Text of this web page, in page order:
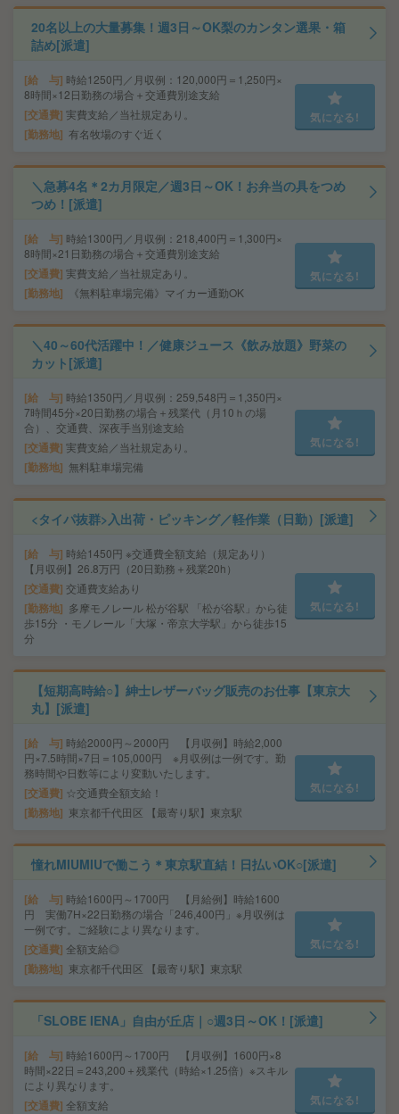
20名以上の大量募集！週3日～OK梨のカンタン選果・箱
詰め[派遣]
給 与 時給1250円／月収例：120,000円＝1,250円×
8時間×12日勤務の場合＋交通費別途支給
交通費 実費支給／当社規定あり。
勤務地 有名牧場のすぐ近く
気になる!
＼急募4名＊2カ月限定／週3日～OK！お弁当の具をつめ
つめ！[派遣]
給 与 時給1300円／月収例：218,400円＝1,300円×
8時間×21日勤務の場合＋交通費別途支給
交通費 実費支給／当社規定あり。
勤務地 《無料駐車場完備》マイカー通勤OK
気になる!
＼40～60代活躍中！／健康ジュース《飲み放題》野菜の
カット[派遣]
給 与 時給1350円／月収例：259,548円＝1,350円×
7時間45分×20日勤務の場合＋残業代（月10ｈの場
合）、交通費、深夜手当別途支給
交通費 実費支給／当社規定あり。
勤務地 無料駐車場完備
気になる!
<タイパ抜群>入出荷・ピッキング／軽作業（日勤）[派遣]
給 与 時給1450円 ※交通費全額支給（規定あり）
【月収例】26.8万円（20日勤務＋残業20h）
交通費 交通費支給あり
勤務地
多摩モノレール 松が谷駅 「松が谷駅」から徒
歩15分 ・モノレール「大塚・帝京大学駅」から徒歩15
分
気になる!
【短期高時給○】紳士レザーバッグ販売のお仕事【東京大
丸】[派遣]
給 与 時給2000円～2000円 【月収例】時給2,000
円×7.5時間×7日＝105,000円 ※月収例は一例です。勤
務時間や日数等により変動いたします。
交通費 ☆交通費全額支給！
勤務地 東京都千代田区 【最寄り駅】東京駅
気になる!
憧れMIUMIUで働こう＊東京駅直結！日払いOK○[派遣]
給 与 時給1600円～1700円 【月給例】時給1600
円 実働7H×22日勤務の場合「246,400円」※月収例は
一例です。ご経験により異なります。
交通費 全額支給◎
勤務地 東京都千代田区 【最寄り駅】東京駅
気になる!
「SLOBE IENA」自由が丘店｜○週3日～OK！[派遣]
給 与 時給1600円～1700円 【月収例】1600円×8
時間×22日＝243,200＋残業代（時給×1.25倍）※スキル
により異なります。
交通費 全額支給 気になる!